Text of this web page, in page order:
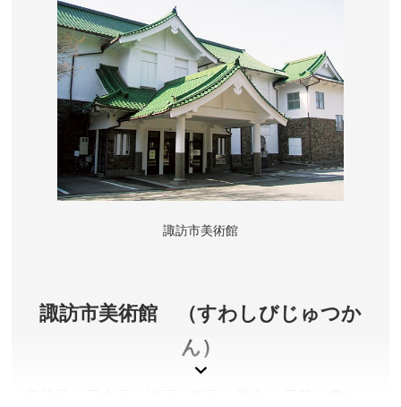
受けた感銘を地域の厚生施設として形にしたもの。
レトロな雰囲気の中、大理石造りの千人風呂で日帰
り温泉が楽しめます。
長野県諏訪市
料金／入浴:大人850円、小人(3才～小学生)550円 / 見学
(ガイドなし):大人500円、小中学生100円 ※千人風呂の
見学はできません。詳しくは公式サイトをご確認くださ
い。
入浴時間／10:00～20:00(受付は19:30まで)
アクセス／JR本線上諏訪駅より徒歩約8分
所在地／長野県諏訪市湖岸通り4-1-9
お問い合わせ／0266-52-0604
諏訪市美術館
諏訪市美術館 （すわしびじゅつか
ん）